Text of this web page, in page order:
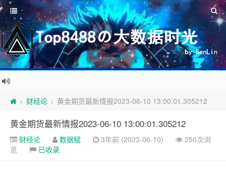
> 财经论 > 黄金期货最新情报2023-06-10 13:00:01.305212
黄金期货最新情报2023-06-10 13:00:01.305212
财经论 数据赋 3年前 (2023-06-10)
250次浏
览
已收录